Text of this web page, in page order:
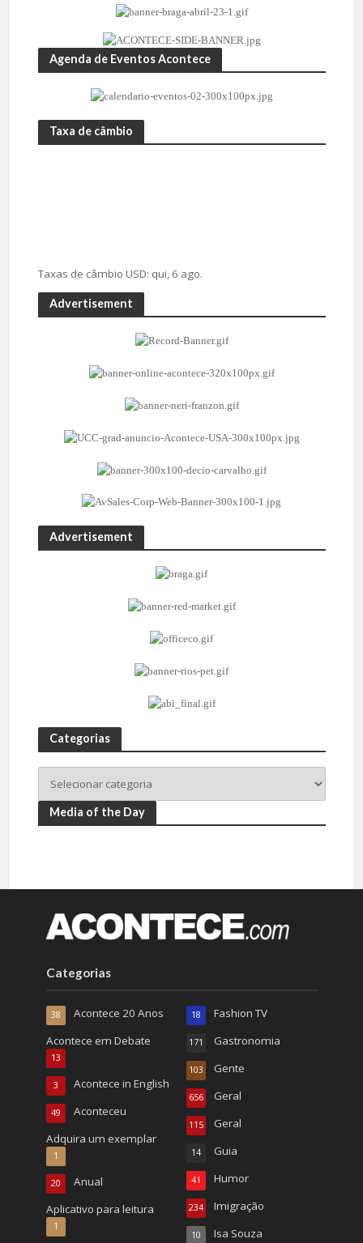
Agenda de Eventos Acontece
Taxa de câmbio
Taxas de câmbio USD: qui, 6 ago.
Advertisement
Advertisement
Categorias
Media of the Day
Categorias
Acontece 20 Anos
38
Acontece em Debate
13
Acontece in English
3
Aconteceu
49
Adquira um exemplar
1
Anual
20
Aplicativo para leitura
1
Fashion TV
18
Gastronomia
171
Gente
103
Geral
656
Geral
115
Guia
14
Humor
41
Imigração
234
Isa Souza
10